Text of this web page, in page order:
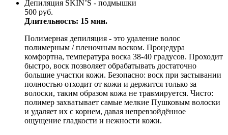
Депиляция SKIN’S - подмышки
500 руб.
Длительность: 15 мин.
Полимерная депиляция - это удаление волос
полимерным / пленочным воском. Процедура
комфортна, температура воска 38-40 градусов. Проходит
быстро, воск позволяет обрабатывать достаточно
большие участки кожи. Безопасно: воск при застывании
полностью отходит от кожи и держится только за
волоски, таким образом кожа не травмируется. Чисто:
полимер захватывает самые мелкие Пушковым волоски
и удаляет их с корнем, давая непревзойдённое
ощущение гладкости и нежности кожи.